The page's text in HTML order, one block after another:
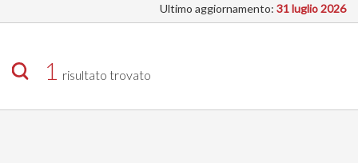
INTERVENTI
SI
Ultimo aggiornamento: 31 luglio 2026
1 risultato trovato